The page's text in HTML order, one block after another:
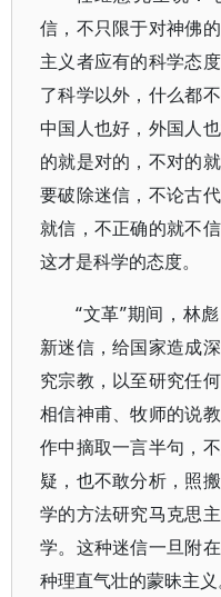
信，不只限于对神佛
主义者应有的科学态
了科学以外，什么都
中国人也好，外国人
的就是对的，不对的
要破除迷信，不论古
就信，不正确的就不
这才是科学的态度。
“文革”期间，林
新迷信，给国家造成
究宗教，以至研究任
相信神甫、牧师的说
作中摘取一言半句，
疑，也不敢分析，照
学的方法研究马克思
学。这种迷信一旦附
种理直气壮的蒙昧主义